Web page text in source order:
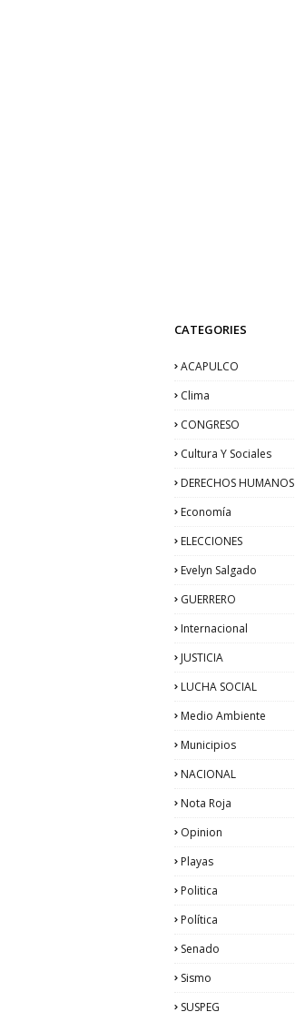
CATEGORIES
ACAPULCO
Clima
CONGRESO
Cultura Y Sociales
DERECHOS HUMANOS
Economía
ELECCIONES
Evelyn Salgado
GUERRERO
Internacional
JUSTICIA
LUCHA SOCIAL
Medio Ambiente
Municipios
NACIONAL
Nota Roja
Opinion
Playas
Politica
Política
Senado
Sismo
SUSPEG